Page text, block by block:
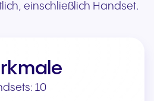
einschließlich Handset.
10